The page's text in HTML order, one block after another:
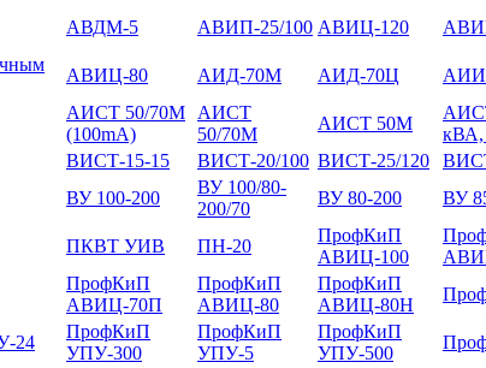
АВДМ-5 АВИП-25/100 АВИЦ-120
АВИЦ-80 АИД-70М АИД-70Ц
АИСТ 50/70M
(100mA)
АИСТ
50/70М
АИСТ 50М
кВА,
ВИСТ-15-15 ВИСТ-20/100 ВИСТ-25/120
ВУ 100-200
ВУ 100/80-
200/70
ВУ 80-200 ВУ
ПКВТ УИВ ПН-20
ПрофКиП
АВИЦ-100
ПрофКиП
АВИЦ-70П
ПрофКиП
АВИЦ-80
ПрофКиП
АВИЦ-80Н
24
ПрофКиП
УПУ-300
ПрофКиП
УПУ-5
ПрофКиП
УПУ-500